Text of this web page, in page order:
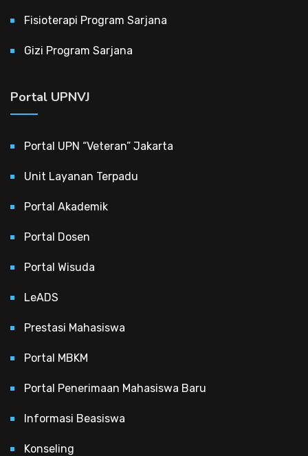
Fisioterapi Program Sarjana
Gizi Program Sarjana
Portal UPNVJ
Portal UPN “Veteran” Jakarta
Unit Layanan Terpadu
Portal Akademik
Portal Dosen
Portal Wisuda
LeADS
Prestasi Mahasiswa
Portal MBKM
Portal Penerimaan Mahasiswa Baru
Informasi Beasiswa
Konseling